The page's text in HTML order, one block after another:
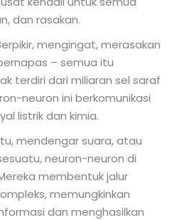
dan rasakan.
mengingat, merasakan
– semua itu
terdiri dari miliaran sel saraf
neuron ini berkomunikasi
listrik dan kimia.
mendengar suara, atau
neuron-neuron di
membentuk jalur
memungkinkan
dan menghasilkan